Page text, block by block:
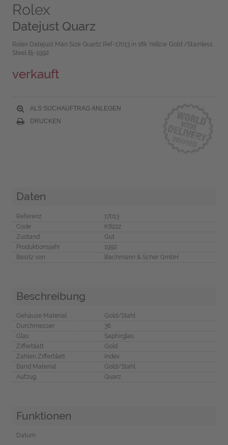
Rolex
Datejust Quarz
Rolex Datejust Man Size Quartz Ref-17013 in 18k Yellow Gold /Stainless
Steel Bj-1992
verkauft
ALS SUCHAUFTRAG ANLEGEN
DRUCKEN
Daten
Referenz
17013
Code
K8222
Zustand
Gut
Produktionsjahr
1992
Besitz von
Bachmann & Scher GmbH
Beschreibung
Gehäuse Material
Gold/Stahl
Durchmesser
36
Glas
Saphirglas
Zifferblatt
Gold
Zahlen Zifferblatt
Index
Band Material
Gold/Stahl
Aufzug
Quarz
Funktionen
Datum